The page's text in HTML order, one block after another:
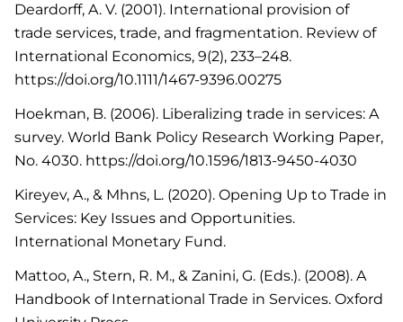
Deardorff, A. V. (2001). International provision of
trade services, trade, and fragmentation. Review of
International Economics, 9(2), 233–248.
https://doi.org/10.1111/1467-9396.00275
Hoekman, B. (2006). Liberalizing trade in services: A
survey. World Bank Policy Research Working Paper,
No. 4030. https://doi.org/10.1596/1813-9450-4030
Kireyev, A., & Mhns, L. (2020). Opening Up to Trade in
Services: Key Issues and Opportunities.
International Monetary Fund.
Mattoo, A., Stern, R. M., & Zanini, G. (Eds.). (2008). A
Handbook of International Trade in Services. Oxford